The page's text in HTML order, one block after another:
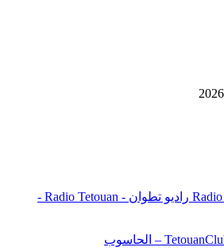
راديو تطوان - Radio Tetouan -